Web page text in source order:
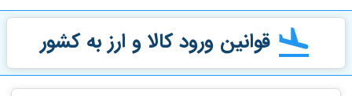
قوانین ورود کالا و ارز به کشور